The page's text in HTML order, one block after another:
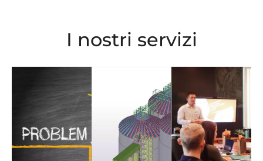
I nostri servizi